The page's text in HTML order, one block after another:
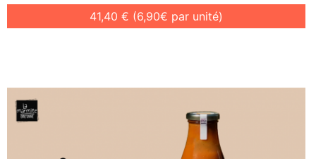
41,40 € (6,90€ par unité)